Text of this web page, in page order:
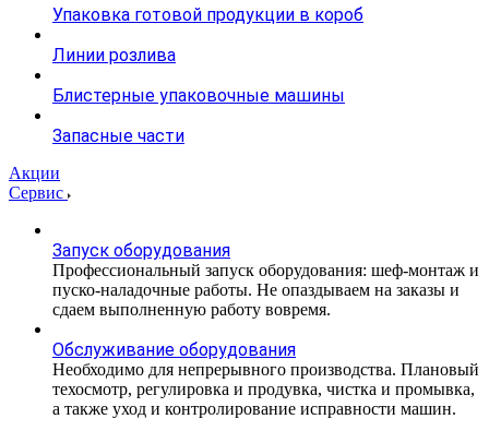
Упаковка готовой продукции в короб
Линии розлива
Блистерные упаковочные машины
Запасные части
Акции
Сервис
Запуск оборудования
Профессиональный запуск оборудования: шеф-монтаж и
пуско-наладочные работы. Не опаздываем на заказы и
сдаем выполненную работу вовремя.
Обслуживание оборудования
Необходимо для непрерывного производства. Плановый
техосмотр, регулировка и продувка, чистка и промывка,
а также уход и контролирование исправности машин.